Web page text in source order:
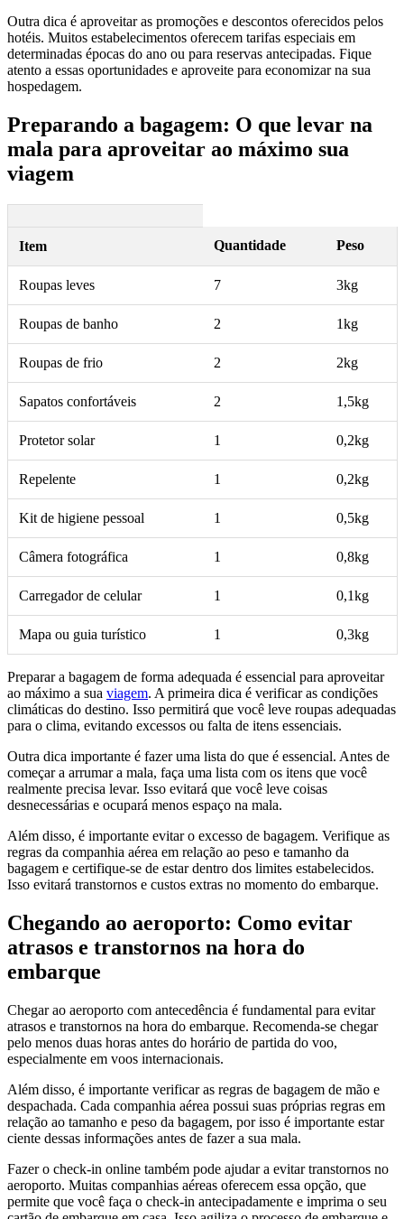
Outra dica é aproveitar as promoções e descontos oferecidos pelos
hotéis. Muitos estabelecimentos oferecem tarifas especiais em
determinadas épocas do ano ou para reservas antecipadas. Fique
atento a essas oportunidades e aproveite para economizar na sua
hospedagem.
Preparando a bagagem: O que levar na
mala para aproveitar ao máximo sua
viagem
Item Quantidade Peso
Roupas leves 7 3kg
Roupas de banho 2 1kg
Roupas de frio 2 2kg
Sapatos confortáveis 2 1,5kg
Protetor solar 1 0,2kg
Repelente 1 0,2kg
Kit de higiene pessoal 1 0,5kg
Câmera fotográfica 1 0,8kg
Carregador de celular 1 0,1kg
Mapa ou guia turístico 1 0,3kg
Preparar a bagagem de forma adequada é essencial para aproveitar
ao máximo a sua viagem. A primeira dica é verificar as condições
climáticas do destino. Isso permitirá que você leve roupas adequadas
para o clima, evitando excessos ou falta de itens essenciais.
Outra dica importante é fazer uma lista do que é essencial. Antes de
começar a arrumar a mala, faça uma lista com os itens que você
realmente precisa levar. Isso evitará que você leve coisas
desnecessárias e ocupará menos espaço na mala.
Além disso, é importante evitar o excesso de bagagem. Verifique as
regras da companhia aérea em relação ao peso e tamanho da
bagagem e certifique-se de estar dentro dos limites estabelecidos.
Isso evitará transtornos e custos extras no momento do embarque.
Chegando ao aeroporto: Como evitar
atrasos e transtornos na hora do
embarque
Chegar ao aeroporto com antecedência é fundamental para evitar
atrasos e transtornos na hora do embarque. Recomenda-se chegar
pelo menos duas horas antes do horário de partida do voo,
especialmente em voos internacionais.
Além disso, é importante verificar as regras de bagagem de mão e
despachada. Cada companhia aérea possui suas próprias regras em
relação ao tamanho e peso da bagagem, por isso é importante estar
ciente dessas informações antes de fazer a sua mala.
Fazer o check-in online também pode ajudar a evitar transtornos no
aeroporto. Muitas companhias aéreas oferecem essa opção, que
permite que você faça o check-in antecipadamente e imprima o seu